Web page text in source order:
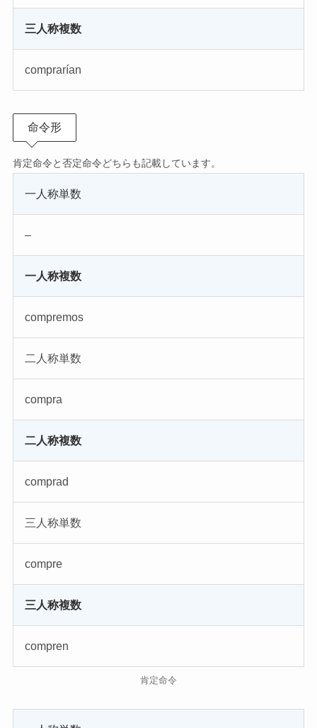
三人称複数
comprarían
命令形
肯定命令と否定命令どちらも記載しています。
一人称単数
–
一人称複数
compremos
二人称単数
compra
二人称複数
comprad
三人称単数
compre
三人称複数
compren
肯定命令